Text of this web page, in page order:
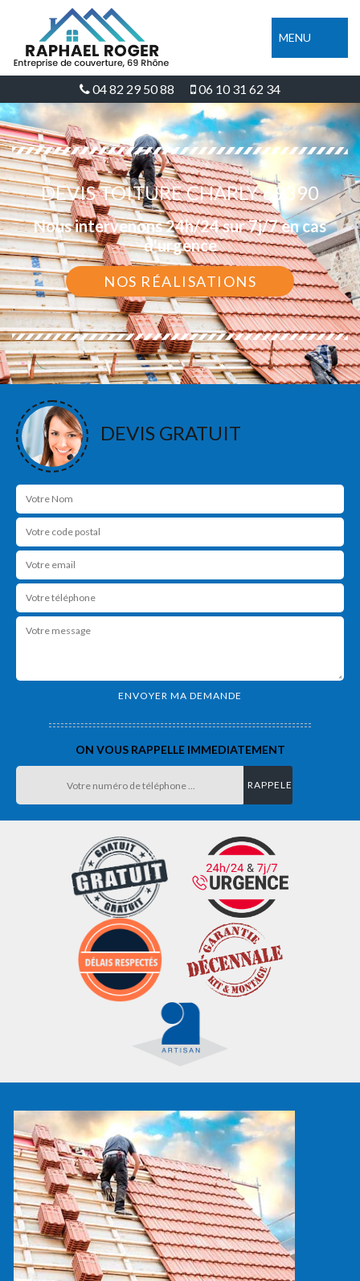
MENU
04 82 29 50 88 06 10 31 62 34
DEVIS TOITURE CHARLY 69390
Nous intervenons 24h/24 sur 7j/7 en cas
d'urgence
NOS RÉALISATIONS
DEVIS GRATUIT
ON VOUS RAPPELLE IMMEDIATEMENT